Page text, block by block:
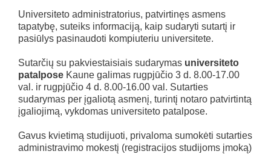
Universiteto administratorius, patvirtinęs asmens
tapatybę, suteiks informaciją, kaip sudaryti sutartį ir
pasiūlys pasinaudoti kompiuteriu universitete.
Sutarčių su pakviestaisiais sudarymas universiteto
patalpose Kaune galimas rugpjūčio 3 d. 8.00-17.00
val. ir rugpjūčio 4 d. 8.00-16.00 val. Sutarties
sudarymas per įgaliotą asmenį, turintį notaro patvirtintą
įgaliojimą, vykdomas universiteto patalpose.
Gavus kvietimą studijuoti, privaloma sumokėti sutarties
administravimo mokestį (registracijos studijoms įmoką)